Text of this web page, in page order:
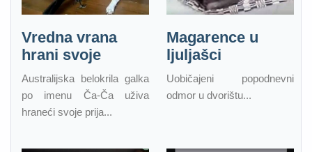
Vredna vrana
hrani svoje
Australijska belokrila galka
po imenu Ča-Ča uživa
hraneći svoje prija...
Magarence u
ljuljašci
Uobičajeni popodnevni
odmor u dvorištu...